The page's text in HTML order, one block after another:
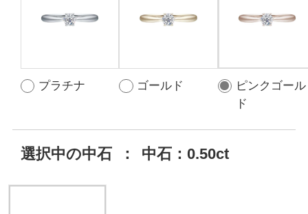
プラチナ ゴールド
ピンクゴール
ド
選択中の中石 ： 中石：0.50ct